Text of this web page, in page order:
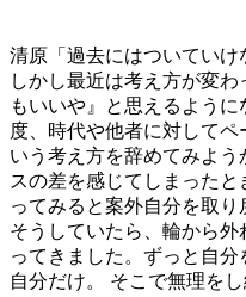
清原「過去にはついていけ
しかし最近は考え方が変
もいいや』と思えるよう
度、時代や他者に対して
いう考え方を辞めてみよ
スの差を感じてしまった
ってみると案外自分を取り
そうしていたら、輪から
ってきました。ずっと自
自分だけ。 そこで無理を